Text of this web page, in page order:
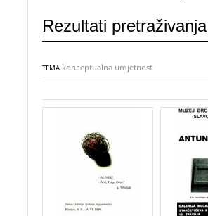
Rezultati pretraživanja
TEMA konceptualna umjetnost